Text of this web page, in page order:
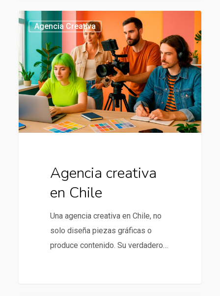
Agencia
creativa
Chile
Agencia Creativa
Agencia creativa
en Chile
Una agencia creativa en Chile, no
solo diseña piezas gráficas o
produce contenido. Su verdadero…
437